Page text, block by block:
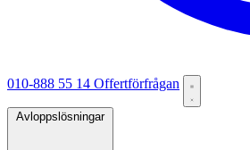
010-888 55 14 Offertförfrågan
Avloppslösningar